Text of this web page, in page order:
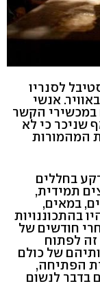
לסנריו
אנשי
במכשירי הקשר
שניכר כי לא
המהמורות
בחללים
תמידית,
במאים,
בהתכוננויות
חודשים של
לפתוח
של כולם
הפתיחה,
בדבר לנשום